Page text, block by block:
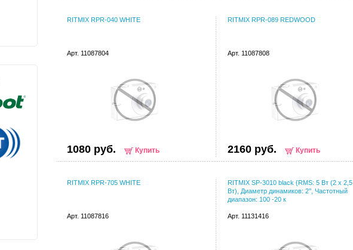
RITMIX RPR-040 WHITE
Арт. 11087804
1080 руб. Купить
RITMIX RPR-089 REDWOOD
Арт. 11087808
2160 руб. Купить
RITMIX RPR-705 WHITE
Арт. 11087816
RITMIX SP-3010 black {RMS: 5 Вт (2 х 2,5
Вт), Диаметр динамиков: 2’’, Частотный
диапазон: 100 -20 к
Арт. 11131416